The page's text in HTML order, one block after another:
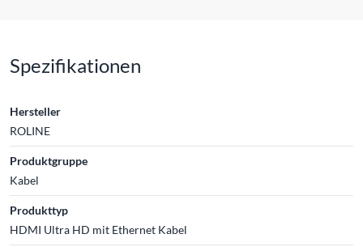
Spezifikationen
Hersteller
ROLINE
Produktgruppe
Kabel
Produkttyp
HDMI Ultra HD mit Ethernet Kabel